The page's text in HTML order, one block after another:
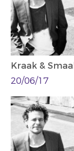
Kraak &
20/06/17